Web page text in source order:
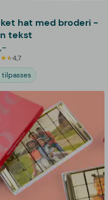
hat med broderi -
tekst
4,7
tilpasses